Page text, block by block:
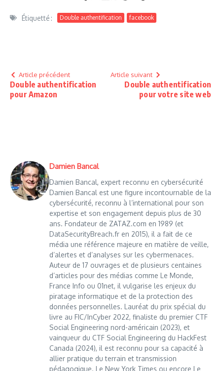
Étiquetté : Double authentification facebook
Article précédent
Double authentification
pour Amazon
Article suivant
Double authentification
pour votre site web
Damien Bancal
Damien Bancal, expert reconnu en cybersécurité
Damien Bancal est une figure incontournable de la
cybersécurité, reconnu à l’international pour son
expertise et son engagement depuis plus de 30
ans. Fondateur de ZATAZ.com en 1989 (et
DataSecurityBreach.fr en 2015), il a fait de ce
média une référence majeure en matière de veille,
d’alertes et d’analyses sur les cybermenaces.
Auteur de 17 ouvrages et de plusieurs centaines
d’articles pour des médias comme Le Monde,
France Info ou 01net, il vulgarise les enjeux du
piratage informatique et de la protection des
données personnelles. Lauréat du prix spécial du
livre au FIC/InCyber 2022, finaliste du premier CTF
Social Engineering nord-américain (2023), et
vainqueur du CTF Social Engineering du HackFest
Canada (2024), il est reconnu pour sa capacité à
allier pratique du terrain et transmission
pédagogique. Le New York Times ou encore Le